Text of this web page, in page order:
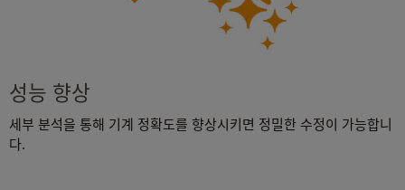
성능 향상
세부 분석을 통해 기계 정확도를 향상시키면 정밀한 수정이 가능합니
다.